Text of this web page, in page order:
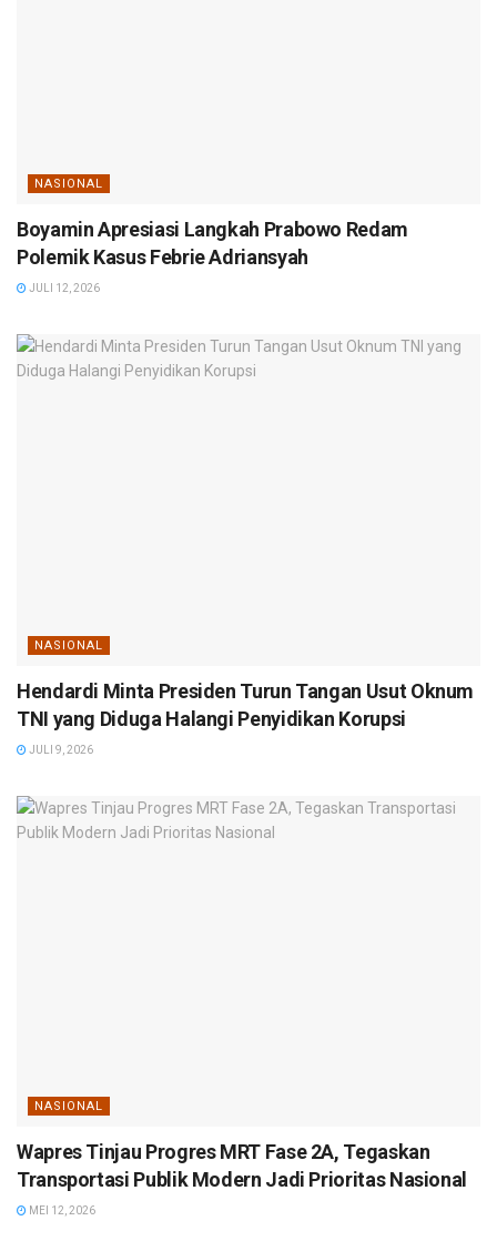
NASIONAL
Boyamin Apresiasi Langkah Prabowo Redam
Polemik Kasus Febrie Adriansyah
JULI 12, 2026
NASIONAL
Hendardi Minta Presiden Turun Tangan Usut Oknum
TNI yang Diduga Halangi Penyidikan Korupsi
JULI 9, 2026
NASIONAL
Wapres Tinjau Progres MRT Fase 2A, Tegaskan
Transportasi Publik Modern Jadi Prioritas Nasional
MEI 12, 2026